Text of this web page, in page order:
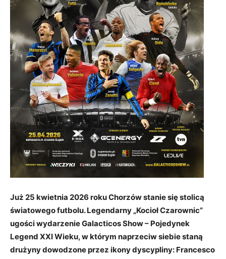
Już 25 kwietnia 2026 roku Chorzów stanie się stolicą
światowego futbolu. Legendarny „Kocioł Czarownic”
ugości wydarzenie Galacticos Show – Pojedynek
Legend XXI Wieku, w którym naprzeciw siebie staną
drużyny dowodzone przez ikony dyscypliny: Francesco